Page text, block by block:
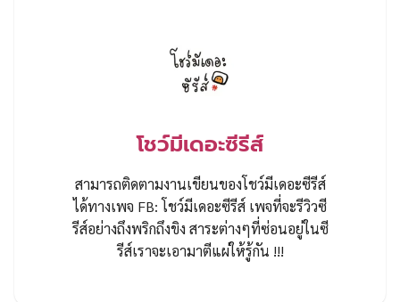
โชว์มีเดอะซีรีส์
สามารถติดตามงานเขียนของโชว์มีเดอะซีรีส์
ได้ทางเพจ FB: โชว์มีเดอะซีรีส์ เพจที่จะรีวิวซี
รีส์อย่างถึงพริกถึงขิง สาระต่างๆที่ซ่อนอยู่ในซี
รีส์เราจะเอามาตีแผ่ให้รู้กัน !!!